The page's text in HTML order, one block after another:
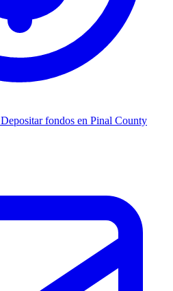
Depositar fondos en Pinal County